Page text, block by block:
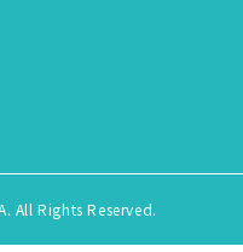
All Rights Reserved.